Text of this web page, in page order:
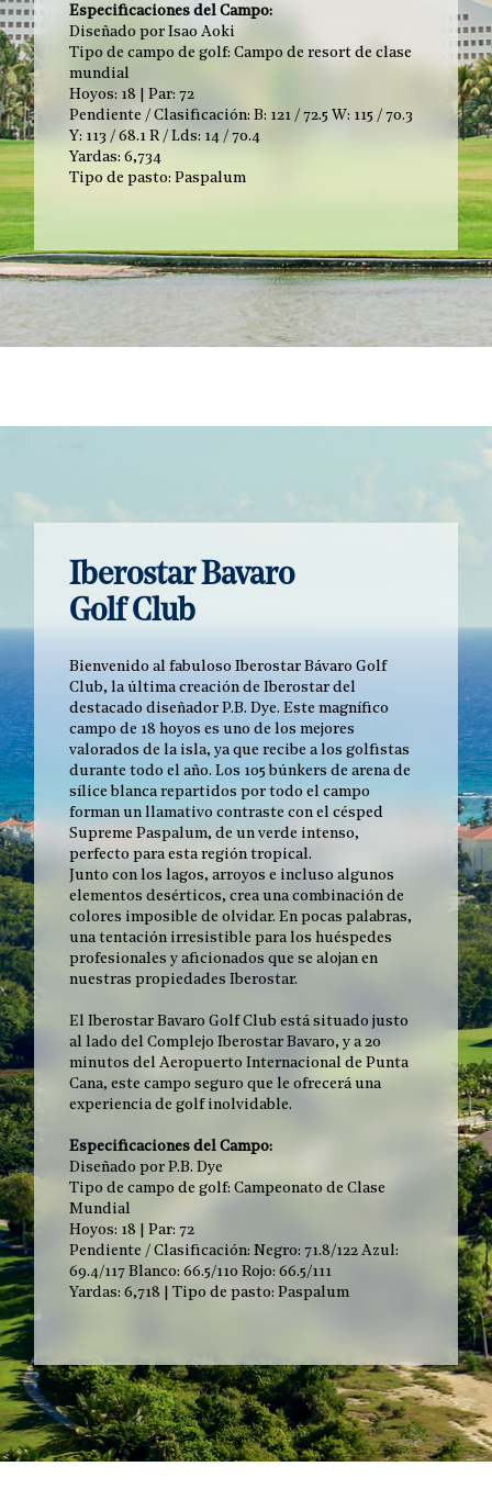
Especificaciones del Campo:
Diseñado por Isao Aoki
Tipo de campo de golf: Campo de resort de clase
mundial
Hoyos: 18 | Par: 72
Pendiente / Clasificación: B: 121 / 72.5 W: 115 / 70.3
Y: 113 / 68.1 R / Lds: 14 / 70.4
Yardas: 6,734
Tipo de pasto: Paspalum
Iberostar Bavaro
Golf Club
Bienvenido al fabuloso Iberostar Bávaro Golf
Club, la última creación de Iberostar del
destacado diseñador P.B. Dye. Este magnífico
campo de 18 hoyos es uno de los mejores
valorados de la isla, ya que recibe a los golfistas
durante todo el año. Los 105 búnkers de arena de
sílice blanca repartidos por todo el campo
forman un llamativo contraste con el césped
Supreme Paspalum, de un verde intenso,
perfecto para esta región tropical.
Junto con los lagos, arroyos e incluso algunos
elementos desérticos, crea una combinación de
colores imposible de olvidar. En pocas palabras,
una tentación irresistible para los huéspedes
profesionales y aficionados que se alojan en
nuestras propiedades Iberostar.
El Iberostar Bavaro Golf Club está situado justo
al lado del Complejo Iberostar Bavaro, y a 20
minutos del Aeropuerto Internacional de Punta
Cana, este campo seguro que le ofrecerá una
experiencia de golf inolvidable.
Especificaciones del Campo:
Diseñado por P.B. Dye
Tipo de campo de golf: Campeonato de Clase
Mundial
Hoyos: 18 | Par: 72
Pendiente / Clasificación: Negro: 71.8/122 Azul:
69.4/117 Blanco: 66.5/110 Rojo: 66.5/111
Yardas: 6,718 | Tipo de pasto: Paspalum